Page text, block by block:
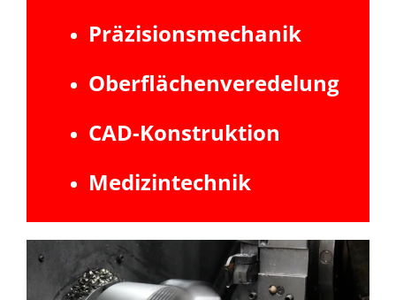
Präzisionsmechanik
Oberflächenveredelung
CAD-Konstruktion
Medizintechnik